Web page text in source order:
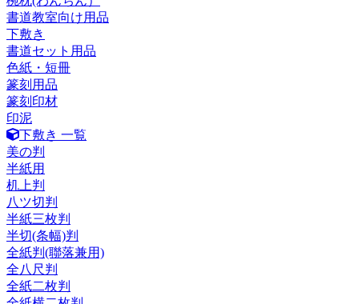
書道教室向け用品
下敷き
書道セット用品
色紙・短冊
篆刻用品
篆刻印材
印泥
下敷き 一覧
美の判
半紙用
机上判
八ツ切判
半紙三枚判
半切(条幅)判
全紙判(聯落兼用)
全八尺判
全紙二枚判